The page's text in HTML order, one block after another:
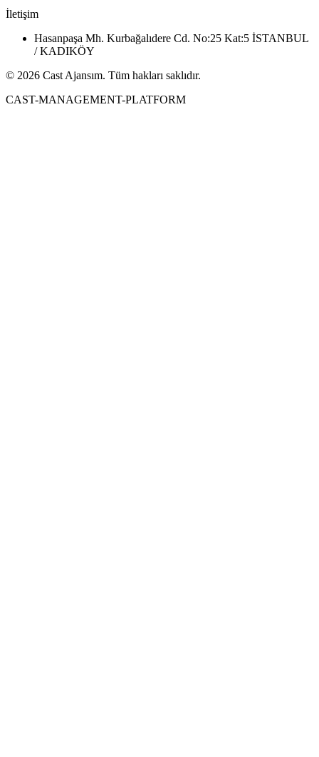
İletişim
Hasanpaşa Mh. Kurbağalıdere Cd. No:25 Kat:5 İSTANBUL
/ KADIKÖY
© 2026 Cast Ajansım. Tüm hakları saklıdır.
CAST-MANAGEMENT-PLATFORM